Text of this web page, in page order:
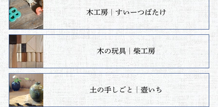
木工房｜すいーつばたけ
木の玩具｜柴工房
土の手しごと｜壺いち